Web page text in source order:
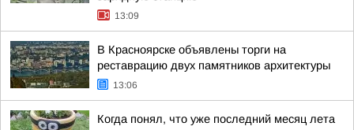
13:09
В Красноярске объявлены торги на
реставрацию двух памятников архитектуры
13:06
Когда понял, что уже последний месяц лета